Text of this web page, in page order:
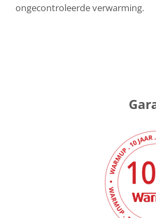
ongecontroleerde verwarming.